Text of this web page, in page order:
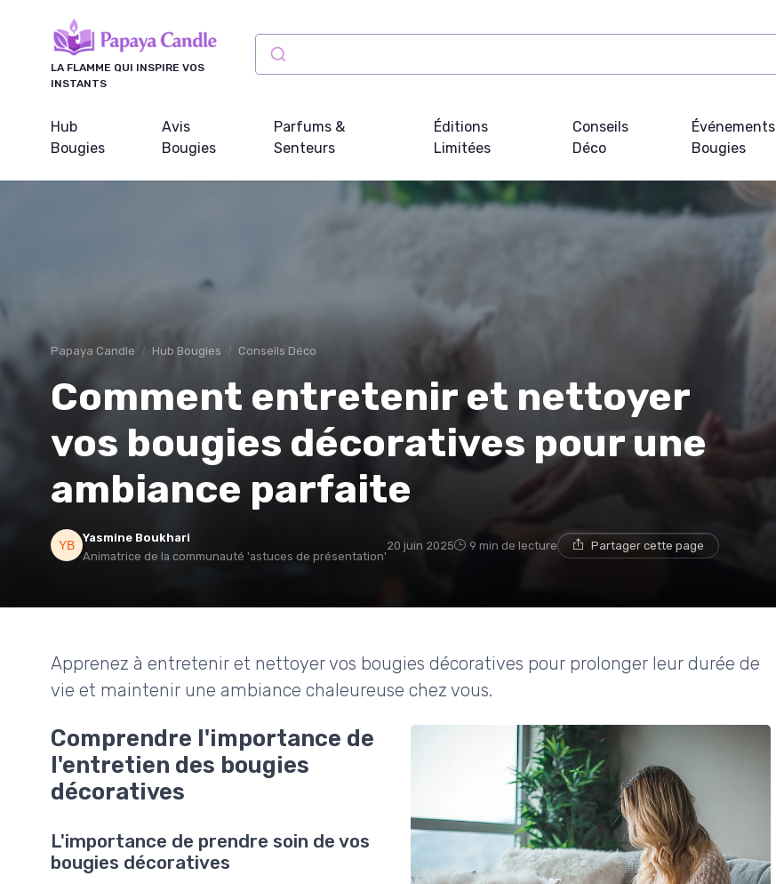
LA FLAMME QUI INSPIRE VOS
INSTANTS
Hub
Bougies
Avis
Bougies
Parfums &
Senteurs
Éditions
Limitées
Conseils
Déco
Événements
Bougies
Papaya Candle Hub Bougies Conseils Déco
Comment entretenir et nettoyer
vos bougies décoratives pour une
ambiance parfaite
Yasmine Boukhari
Animatrice de la communauté 'astuces de présentation'
20 juin 2025 9 min de lecture Partager cette page
Apprenez à entretenir et nettoyer vos bougies décoratives pour prolonger leur durée de
vie et maintenir une ambiance chaleureuse chez vous.
Comprendre l'importance de
l'entretien des bougies
décoratives
L'importance de prendre soin de vos
bougies décoratives